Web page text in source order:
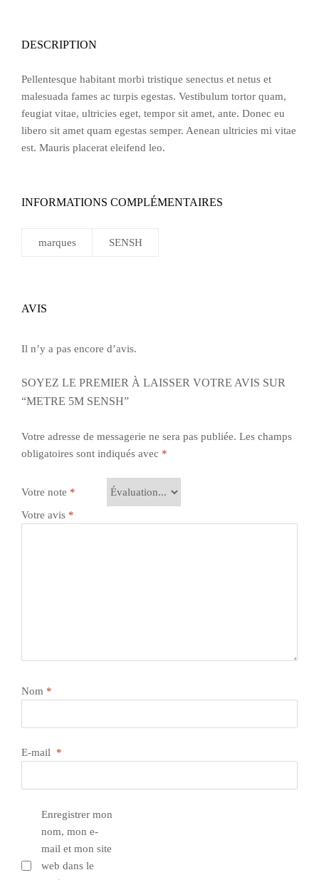
DESCRIPTION
Pellentesque habitant morbi tristique senectus et netus et
malesuada fames ac turpis egestas. Vestibulum tortor quam,
feugiat vitae, ultricies eget, tempor sit amet, ante. Donec eu
libero sit amet quam egestas semper. Aenean ultricies mi vitae
est. Mauris placerat eleifend leo.
INFORMATIONS COMPLÉMENTAIRES
marques SENSH
AVIS
Il n’y a pas encore d’avis.
SOYEZ LE PREMIER À LAISSER VOTRE AVIS SUR
“METRE 5M SENSH”
Votre adresse de messagerie ne sera pas publiée. Les champs
obligatoires sont indiqués avec *
Votre note *
Votre avis *
Nom *
E-mail *
Enregistrer mon
nom, mon e-
mail et mon site
web dans le